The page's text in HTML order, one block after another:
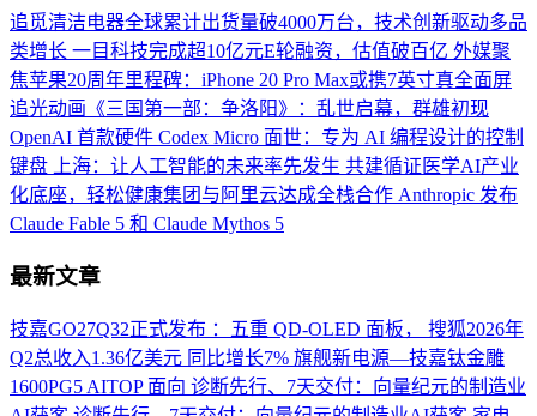
追觅清洁电器全球累计出货量破4000万台，技术创新驱动多品
类增长 一目科技完成超10亿元E轮融资，估值破百亿 外媒聚
焦苹果20周年里程碑：iPhone 20 Pro Max或携7英寸真全面屏
追光动画《三国第一部：争洛阳》：乱世启幕，群雄初现
OpenAI 首款硬件 Codex Micro 面世：专为 AI 编程设计的控制
键盘
上海：让人工智能的未来率先发生 共建循证医学AI产业
化底座，轻松健康集团与阿里云达成全栈合作 Anthropic 发布
Claude Fable 5 和 Claude Mythos 5
最新文章
技嘉GO27Q32正式发布 ：五重 QD-OLED 面板，
搜狐2026年
Q2总收入1.36亿美元 同比增长7% 旗舰新电源—技嘉钛金雕
1600PG5 AITOP 面向 诊断先行、7天交付：向量纪元的制造业